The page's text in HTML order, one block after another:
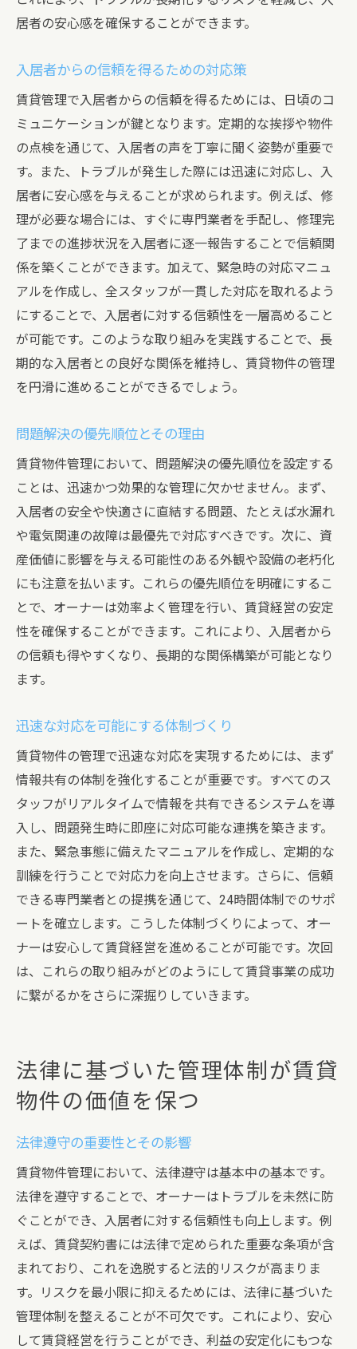
居者の安心感を確保することができます。
入居者からの信頼を得るための対応策
賃貸管理で入居者からの信頼を得るためには、日頃のコ
ミュニケーションが鍵となります。定期的な挨拶や物件
の点検を通じて、入居者の声を丁寧に聞く姿勢が重要で
す。また、トラブルが発生した際には迅速に対応し、入
居者に安心感を与えることが求められます。例えば、修
理が必要な場合には、すぐに専門業者を手配し、修理完
了までの進捗状況を入居者に逐一報告することで信頼関
係を築くことができます。加えて、緊急時の対応マニュ
アルを作成し、全スタッフが一貫した対応を取れるよう
にすることで、入居者に対する信頼性を一層高めること
が可能です。このような取り組みを実践することで、長
期的な入居者との良好な関係を維持し、賃貸物件の管理
を円滑に進めることができるでしょう。
問題解決の優先順位とその理由
賃貸物件管理において、問題解決の優先順位を設定する
ことは、迅速かつ効果的な管理に欠かせません。まず、
入居者の安全や快適さに直結する問題、たとえば水漏れ
や電気関連の故障は最優先で対応すべきです。次に、資
産価値に影響を与える可能性のある外観や設備の老朽化
にも注意を払います。これらの優先順位を明確にするこ
とで、オーナーは効率よく管理を行い、賃貸経営の安定
性を確保することができます。これにより、入居者から
の信頼も得やすくなり、長期的な関係構築が可能となり
ます。
迅速な対応を可能にする体制づくり
賃貸物件の管理で迅速な対応を実現するためには、まず
情報共有の体制を強化することが重要です。すべてのス
タッフがリアルタイムで情報を共有できるシステムを導
入し、問題発生時に即座に対応可能な連携を築きます。
また、緊急事態に備えたマニュアルを作成し、定期的な
訓練を行うことで対応力を向上させます。さらに、信頼
できる専門業者との提携を通じて、24時間体制でのサポ
ートを確立します。こうした体制づくりによって、オー
ナーは安心して賃貸経営を進めることが可能です。次回
は、これらの取り組みがどのようにして賃貸事業の成功
に繋がるかをさらに深掘りしていきます。
法律に基づいた管理体制が賃貸
物件の価値を保つ
法律遵守の重要性とその影響
賃貸物件管理において、法律遵守は基本中の基本です。
法律を遵守することで、オーナーはトラブルを未然に防
ぐことができ、入居者に対する信頼性も向上します。例
えば、賃貸契約書には法律で定められた重要な条項が含
まれており、これを逸脱すると法的リスクが高まりま
す。リスクを最小限に抑えるためには、法律に基づいた
管理体制を整えることが不可欠です。これにより、安心
して賃貸経営を行うことができ、利益の安定化にもつな